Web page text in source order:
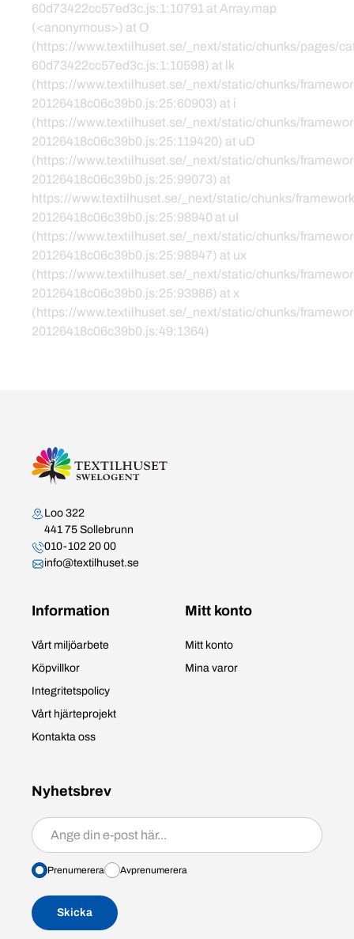
60d73422cc57ed3c.js:1:10791 at Array.map
(<anonymous>) at O
(https://www.textilhuset.se/_next/static/chunks/pages/
60d73422cc57ed3c.js:1:10598) at lk
(https://www.textilhuset.se/_next/static/chunks/
20126418c06c39b0.js:25:60903) at i
(https://www.textilhuset.se/_next/static/chunks/
20126418c06c39b0.js:25:119420) at uD
(https://www.textilhuset.se/_next/static/chunks/
20126418c06c39b0.js:25:99073) at
https://www.textilhuset.se/_next/static/chunks/
20126418c06c39b0.js:25:98940 at uI
(https://www.textilhuset.se/_next/static/chunks/
20126418c06c39b0.js:25:98947) at ux
(https://www.textilhuset.se/_next/static/chunks/
20126418c06c39b0.js:25:93986) at x
(https://www.textilhuset.se/_next/static/chunks/
20126418c06c39b0.js:49:1364)
Kontakta oss
Loo 322
441 75 Sollebrunn
010-102 20 00
info@textilhuset.se
Information
Vårt miljöarbete
Köpvillkor
Integritetspolicy
Vårt hjärteprojekt
Kontakta oss
Mitt konto
Mitt konto
Mina varor
Nyhetsbrev
Prenumerera/avprenumerera
Prenumerera Avprenumerera
Skicka